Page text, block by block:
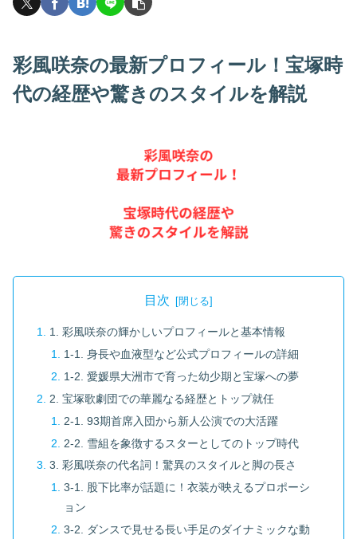
彩風咲奈の最新プロフィール！宝塚時
代の経歴や驚きのスタイルを解説
目次
1. 彩風咲奈の輝かしいプロフィールと基本情報
1-1. 身長や血液型など公式プロフィールの詳細
1-2. 愛媛県大洲市で育った幼少期と宝塚への夢
2. 宝塚歌劇団での華麗なる経歴とトップ就任
2-1. 93期首席入団から新人公演での大活躍
2-2. 雪組を象徴するスターとしてのトップ時代
3. 彩風咲奈の代名詞！驚異のスタイルと脚の長さ
3-1. 股下比率が話題に！衣装が映えるプロポーシ
ョン
3-2. ダンスで見せる長い手足のダイナミックな動